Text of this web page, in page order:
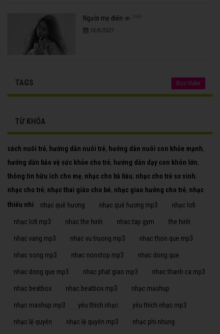
Người mẹ điên 2650
10/6/2021
TAGS Đọc thêm
TỪ KHÓA
cách nuôi trẻ, hướng dẫn nuôi trẻ, hướng dẫn nuôi con khỏe mạnh,
hướng dẫn bảo vệ sức khỏe cho trẻ, hướng dẫn dạy con khôn lớn,
thông tin hữu ích cho mẹ, nhạc cho bà bầu, nhạc cho trẻ sơ sinh,
nhạc cho trẻ, nhạc thai giáo cho bé, nhạc giao hưởng cho trẻ, nhạc
thiếu nhi
nhạc quê hương nhạc quê hương mp3 nhạc lofi
nhạc lofi mp3 nhac the hinh nhac tap gym the hinh
nhac vang mp3 nhac vu truong mp3 nhac thon que mp3
nhac song mp3 nhac nonstop mp3 nhac dong que
nhac dong que mp3 nhac phat giao mp3 nhac thanh ca mp3
nhac beatbox nhac beatbox mp3 nhạc mashup
nhạc mashup mp3 yêu thích nhạc yêu thích nhạc mp3
nhạc lệ quyên nhạc lệ quyên mp3 nhạc phi nhung